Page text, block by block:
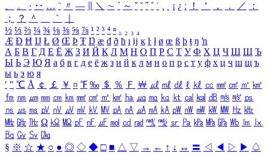
、
。 · ‥ … ¨ 〃 ― ＼ ∼ ´ ～ ˇ ˘ ˝ ˚ ˙ ¸ ¡ ¿ ː ！ ＇ ， ． ／
：
；
？ ＾ ｀
½ ⅓ ⅔ ¼ ¾ ⅛ ⅜ ⅝ ⅞ ¹ ² ³ ⁴ ⁿ ₁ ₂ ₃ ₄
Æ Ð Ħ Ĳ Ł Ø Œ Þ Ŧ Ŋ æ đ ð ħ ı ĳ ĸ ŀ ł ø œ ß þ ŧ ŋ ŉ
А Б В Г Д Е Ё Ж З И Й К Л М Н О П Р С Т У Ф Х Ц Ч Ш Щ Ъ
Ы Ь Э Ю Я а б в г д е ё ж з и й к л м н о п р с т у ф х ц ч ш щ ъ
ы ь э ю я
′ ″ ℃ Å ￠ ￡ ￥ ¤ ℉ ‰ ＄ ％ Ｆ ￦ ㎕ ㎖ ㎗ ℓ ㎘ ㏄ ㎣ ㎤ ㎥ ㎦
㎙ ㎚ ㎛ ㎜ ㎝ ㎞ ㎟ ㎠ ㎡ ㎢ ㏊ ㎍ ㎎ ㎏ ㏏ ㎈ ㎉ ㏈ ㎧ ㎨ ㎰
㎱ ㎲ ㎳ ㎴ ㎵ ㎶ ㎷ ㎸ ㎹ ㎀ ㎁ ㎂ ㎃ ㎄ ㎺ ㎻ ㎽ ㎾ ㎿ ㎐ ㎑
㎒ ㎓ ㎔ Ω ㏀ ㏁ ㎊ ㎋ ㎌ ㏖ ㏅ ㎭ ㎮ ㎯ ㏛ ㎩ ㎪ ㎫ ㎬ ㏝ ㏐
㏓
㏃ ㏉ ㏜ ㏆
§ ※ ☆ ★ ○ ● ◎ ◇ ◆ □ ■ △ ▽ → ← ↑ ↓ ↔ 〓 ◁ ◀ ▷ ▶ ♤